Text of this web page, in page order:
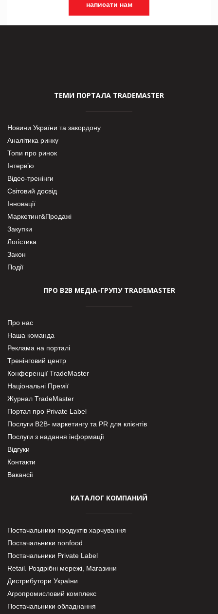
написати нам
ТЕМИ ПОРТАЛА TRADEMASTER
Новини України та закордону
Аналітика ринку
Топи про ринок
Інтерв’ю
Відео-тренінги
Світовий досвід
Інновації
Маркетинг&Продажі
Закупки
Логістика
Закон
Події
ПРО В2В МЕДІА-ГРУПУ TRADEMASTER
Про нас
Наша команда
Реклама на порталі
Тренінговий центр
Конференції TradeMaster
Національні Премії
Журнал TradeMaster
Портал про Private Label
Послуги В2В- маркетингу та PR для клієнтів
Послуги з надання інформації
Відгуки
Контакти
Вакансії
КАТАЛОГ КОМПАНИЙ
Постачальники продуктів харчування
Постачальники nonfood
Постачальники Private Label
Retail. Роздрібні мережі, Магазини
Дистрибутори України
Агропромисловий комплекс
Постачальники обладнання